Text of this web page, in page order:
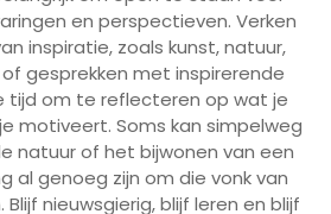
en perspectieven. Verken
inspiratie, zoals kunst, natuur,
gesprekken met inspirerende
tijd om te reflecteren op wat je
motiveert. Soms kan simpelweg
natuur of het bijwonen van een
al genoeg zijn om die vonk van
nieuwsgierig, blijf leren en blijf